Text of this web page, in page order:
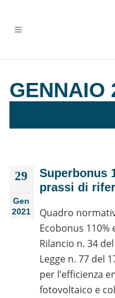
GENNAIO
29
Gen
2021
Superbonus
prassi di
Quadro
Ecobonus 110%
Rilancio n. 34
Legge n. 77 del
per l’efficienza
fotovoltaico e